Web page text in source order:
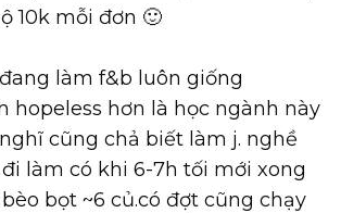
10k mỗi đơn 🙂
làm f&b luôn giống
hopeless hơn là học ngành này
cũng chả biết làm j. nghề
làm có khi 6-7h tối mới xong
bọt ~6 củ.có đợt cũng chạy